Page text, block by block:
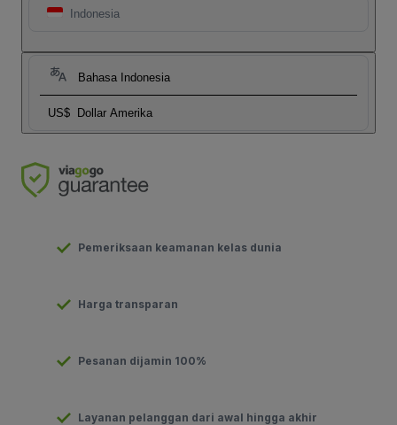
Indonesia
Bahasa Indonesia
US$ Dollar Amerika
Pemeriksaan keamanan kelas dunia
Harga transparan
Pesanan dijamin 100%
Layanan pelanggan dari awal hingga akhir